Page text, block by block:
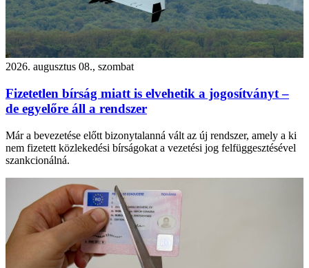
2026. augusztus 08., szombat
Fizetetlen bírság miatt is elvehetik a jogosítványt –
de egyelőre áll a rendszer
Már a bevezetése előtt bizonytalanná vált az új rendszer, amely a ki
nem fizetett közlekedési bírságokat a vezetési jog felfüggesztésével
szankcionálná.